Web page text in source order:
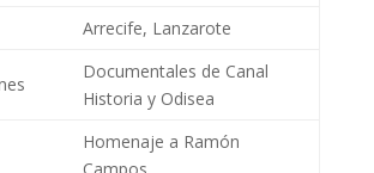
Arrecife, Lanzarote
Documentales de Canal
Historia y Odisea
Homenaje a Ramón